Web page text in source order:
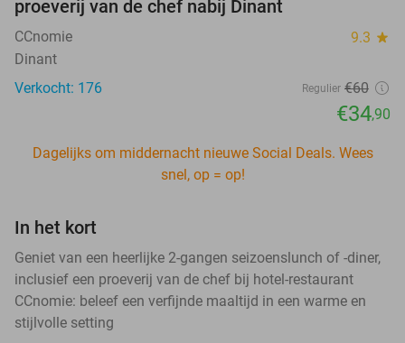
proeverij van de chef nabij Dinant
CCnomie 9.3 star
Dinant
Verkocht: 176
Regulier €60
€34,90
Dagelijks om middernacht nieuwe Social Deals. Wees
snel, op = op!
In het kort
Geniet van een heerlijke 2-gangen seizoenslunch of -diner,
inclusief een proeverij van de chef bij hotel-restaurant
CCnomie: beleef een verfijnde maaltijd in een warme en
stijlvolle setting